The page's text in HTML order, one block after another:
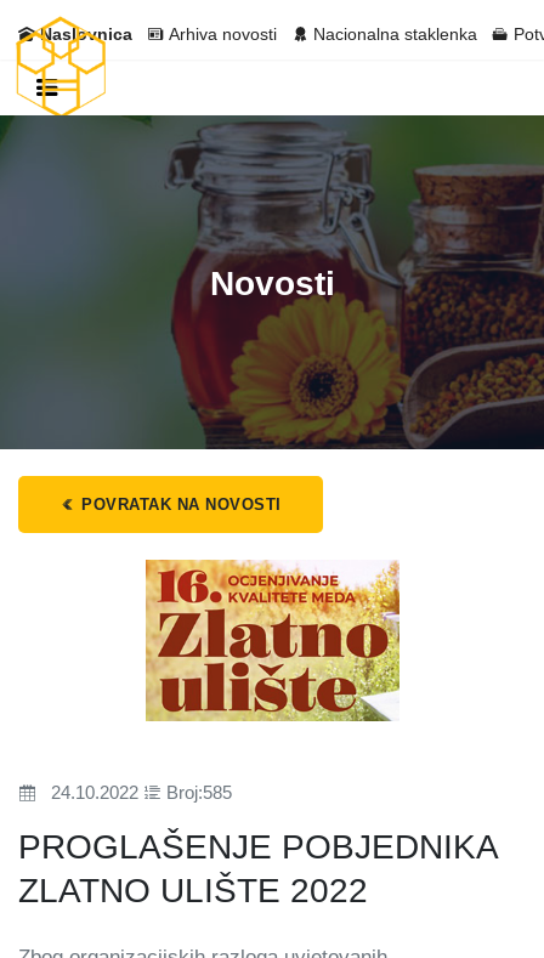
Naslovnica Arhiva novosti Nacionalna staklenka
Novosti
POVRATAK NA NOVOSTI
24.10.2022 Broj:585
PROGLAŠENJE POBJEDNIKA
ZLATNO ULIŠTE 2022